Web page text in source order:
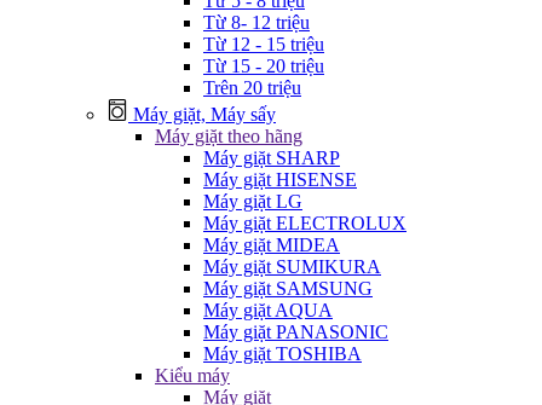
Từ 8- 12 triệu
Từ 12 - 15 triệu
Từ 15 - 20 triệu
Trên 20 triệu
Máy giặt, Máy sấy
Máy giặt theo hãng
Máy giặt SHARP
Máy giặt HISENSE
Máy giặt LG
Máy giặt ELECTROLUX
Máy giặt MIDEA
Máy giặt SUMIKURA
Máy giặt SAMSUNG
Máy giặt AQUA
Máy giặt PANASONIC
Máy giặt TOSHIBA
Kiểu máy
Máy giặt